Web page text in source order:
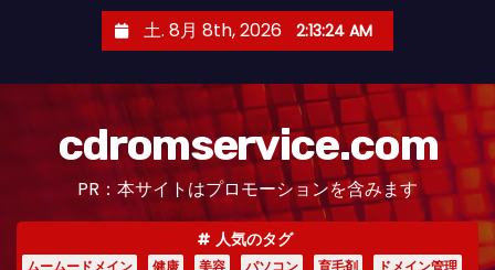
土. 8月 8th, 2026 2:13:25 AM
cdromservice.com
PR：本サイトはプロモーションを含みます
人気のタグ
ムームードメイン 健康 美容 パソコン 育毛剤
ドメイン管理